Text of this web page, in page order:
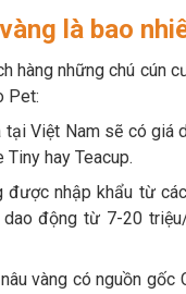
là bao
hàng những chú
Pet:
tại Việt Nam sẽ có giá
hay Teacup.
được nhập khẩu từ
dao động từ 7-20
vàng có nguồn